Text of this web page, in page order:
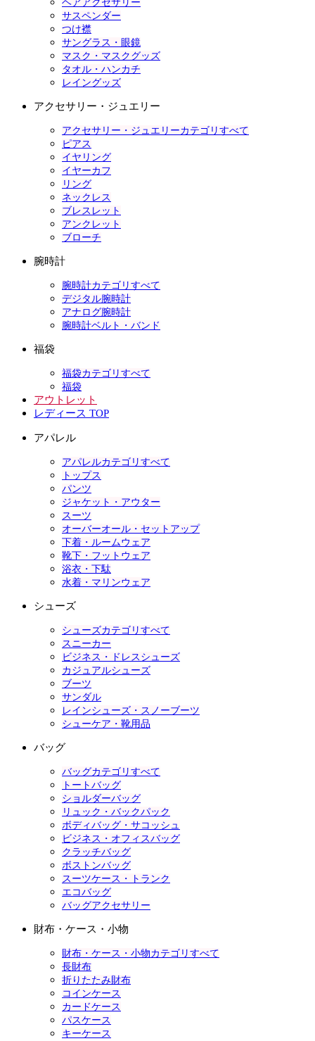
ヘアアクセサリー
サスペンダー
つけ襟
サングラス・眼鏡
マスク・マスクグッズ
タオル・ハンカチ
レイングッズ
アクセサリー・ジュエリー
アクセサリー・ジュエリーカテゴリすべて
ピアス
イヤリング
イヤーカフ
リング
ネックレス
ブレスレット
アンクレット
ブローチ
腕時計
腕時計カテゴリすべて
デジタル腕時計
アナログ腕時計
腕時計ベルト・バンド
福袋
福袋カテゴリすべて
福袋
アウトレット
レディース TOP
アパレル
アパレルカテゴリすべて
トップス
パンツ
ジャケット・アウター
スーツ
オーバーオール・セットアップ
下着・ルームウェア
靴下・フットウェア
浴衣・下駄
水着・マリンウェア
シューズ
シューズカテゴリすべて
スニーカー
ビジネス・ドレスシューズ
カジュアルシューズ
ブーツ
サンダル
レインシューズ・スノーブーツ
シューケア・靴用品
バッグ
バッグカテゴリすべて
トートバッグ
ショルダーバッグ
リュック・バックパック
ボディバッグ・サコッシュ
ビジネス・オフィスバッグ
クラッチバッグ
ボストンバッグ
スーツケース・トランク
エコバッグ
バッグアクセサリー
財布・ケース・小物
財布・ケース・小物カテゴリすべて
長財布
折りたたみ財布
コインケース
カードケース
パスケース
キーケース